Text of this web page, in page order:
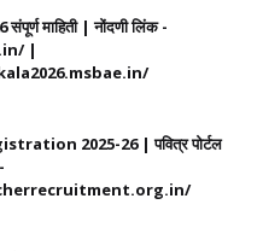
संपूर्ण माहिती | नोंदणी लिंक -
|
2025-26 | पवित्र पोर्टल